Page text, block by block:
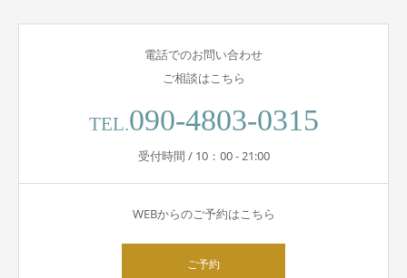
電話でのお問い合わせ
ご相談はこちら
TEL.090-4803-0315
受付時間 / 10：00 - 21:00
WEBからのご予約はこちら
ご予約